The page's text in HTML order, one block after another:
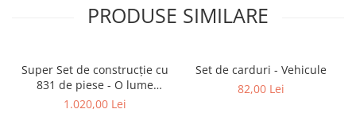
PRODUSE SIMILARE
Super Set de construcție cu
831 de piese - O lume
fericită
1.020,00 Lei
Set de carduri - Vehicule
82,00 Lei